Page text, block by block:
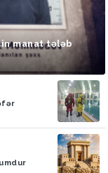
manat tələb